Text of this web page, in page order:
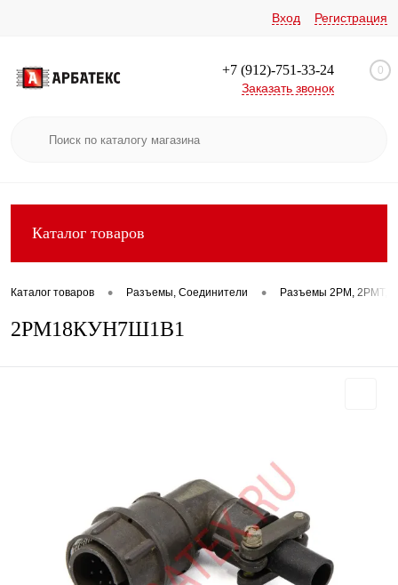
Вход Регистрация
+7 (912)-751-33-24
Заказать звонок
0
Каталог товаров
Каталог товаров • Разъемы, Соединители • Разъемы 2РМ, 2РМТ,
2РМ18КУН7Ш1В1